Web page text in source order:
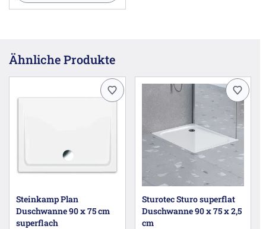
Ähnliche Produkte
Steinkamp Plan
Duschwanne 90 x 75 cm
superflach
Sturotec Sturo superflat
Duschwanne 90 x 75 x 2,5
cm